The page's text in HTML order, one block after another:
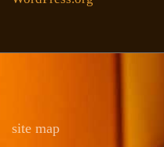
site map